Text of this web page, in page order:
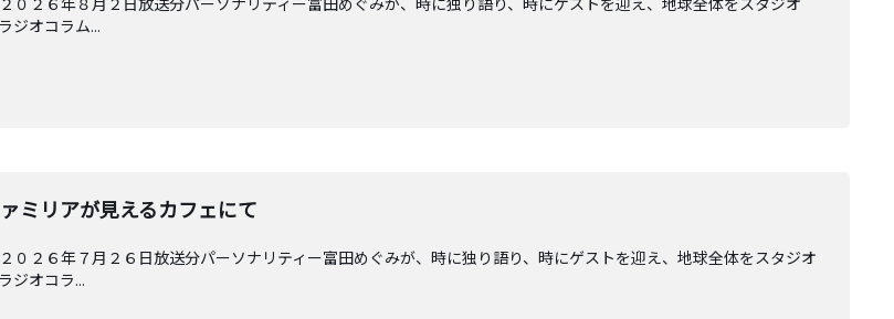
ジオコラム...
ミリアが見えるカフェにて
２６年７月２６日放送分パーソナリティー富田めぐみが、時に独り語り、時にゲストを迎え、地球全体をスタジオ
ジオコラ...